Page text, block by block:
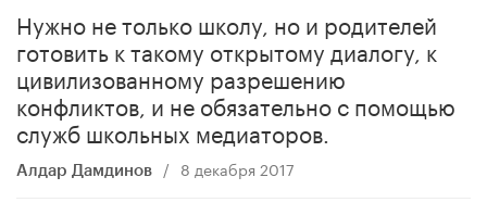
Нужно не только школу, но и родителей
готовить к такому открытому диалогу, к
цивилизованному разрешению
конфликтов, и не обязательно с помощью
служб школьных медиаторов.
Алдар Дамдинов / 8 декабря 2017